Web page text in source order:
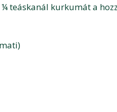
teáskanál kurkumát a